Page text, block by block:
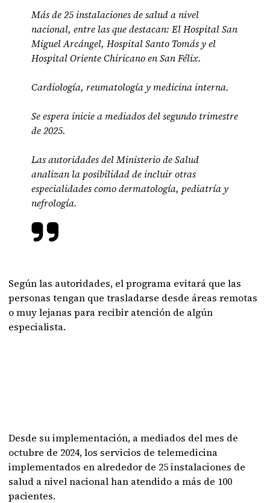
Más de 25 instalaciones de salud a nivel
nacional, entre las que destacan: El Hospital San
Miguel Arcángel, Hospital Santo Tomás y el
Hospital Oriente Chiricano en San Félix.
Cardiología, reumatología y medicina interna.
Se espera inicie a mediados del segundo trimestre
de 2025.
Las autoridades del Ministerio de Salud
analizan la posibilidad de incluir otras
especialidades como dermatología, pediatría y
nefrología.
Según las autoridades, el programa evitará que las
personas tengan que trasladarse desde áreas remotas
o muy lejanas para recibir atención de algún
especialista.
Desde su implementación, a mediados del mes de
octubre de 2024, los servicios de telemedicina
implementados en alrededor de 25 instalaciones de
salud a nivel nacional han atendido a más de 100
pacientes.